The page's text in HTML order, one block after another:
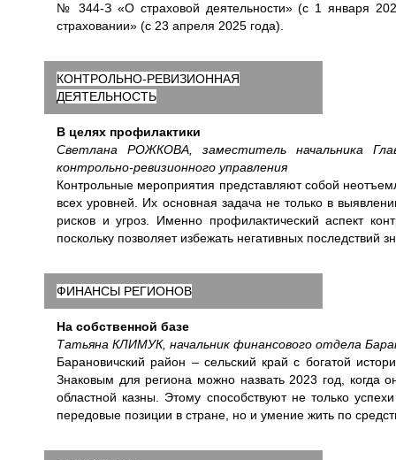
№ 344-З «О страховой деятельности» (с 1 января
страховании» (с 23 апреля 2025 года).
КОНТРОЛЬНО-РЕВИЗИОННАЯ
ДЕЯТЕЛЬНОСТЬ
В целях профилактики
Светлана РОЖКОВА, заместитель начальника
контрольно-ревизионного управления
Контрольные мероприятия представляют собой
всех уровней. Их основная задача не только в
рисков и угроз. Именно профилактический аспект
поскольку позволяет избежать негативных
ФИНАНСЫ РЕГИОНОВ
На собственной базе
Татьяна КЛИМУК, начальник финансового отдела
Барановичский район – сельский край с богатой
Знаковым для региона можно назвать 2023 год,
областной казны. Этому способствуют не только
передовые позиции в стране, но и умение жить по